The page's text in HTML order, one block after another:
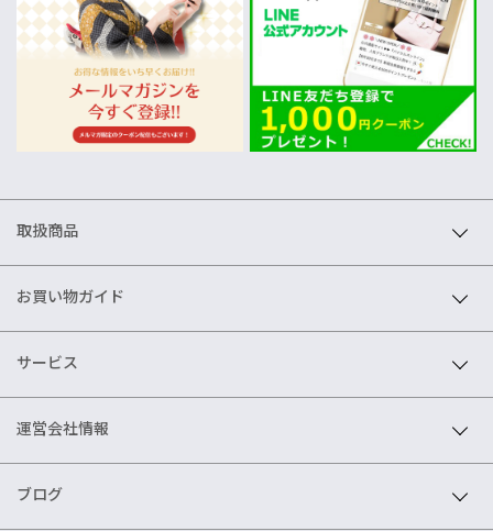
取扱商品
お買い物ガイド
サービス
運営会社情報
ブログ